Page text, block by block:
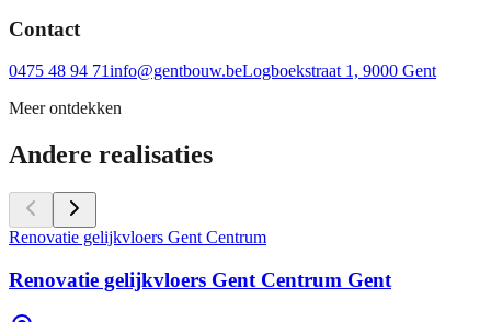
Contact
0475 48 94 71info@gentbouw.beLogboekstraat 1, 9000 Gent
Meer ontdekken
Andere realisaties
Renovatie gelijkvloers Gent Centrum
Renovatie gelijkvloers Gent Centrum Gent